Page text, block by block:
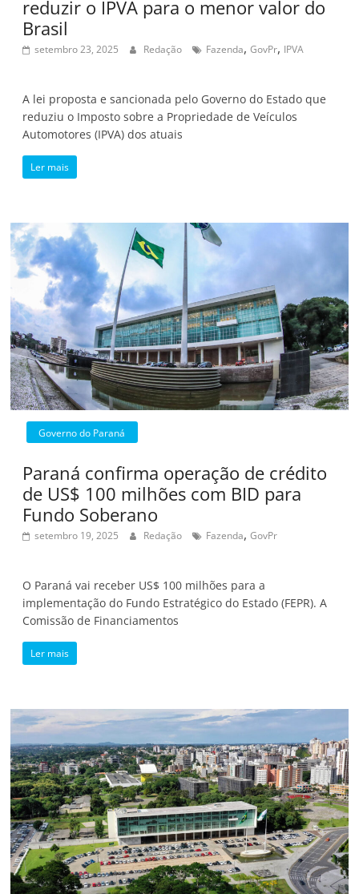
reduzir o IPVA para o menor valor do
Brasil
setembro 23, 2025 Redação Fazenda,GovPr, IPVA
A lei proposta e sancionada pelo Governo do Estado que
reduziu o Imposto sobre a Propriedade de Veículos
Automotores (IPVA) dos atuais
Ler mais
Governo do Paraná
Paraná confirma operação de crédito
de US$ 100 milhões com BID para
Fundo Soberano
setembro 19, 2025 Redação Fazenda,GovPr
O Paraná vai receber US$ 100 milhões para a
implementação do Fundo Estratégico do Estado (FEPR). A
Comissão de Financiamentos
Ler mais